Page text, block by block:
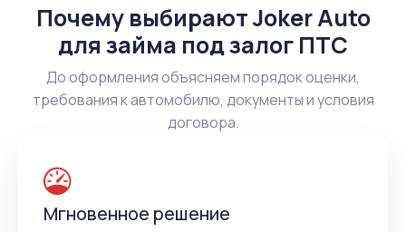
Почему выбирают Joker Auto
для займа под залог ПТС
До оформления объясняем порядок оценки,
требования к автомобилю, документы и условия
договора.
Мгновенное решение